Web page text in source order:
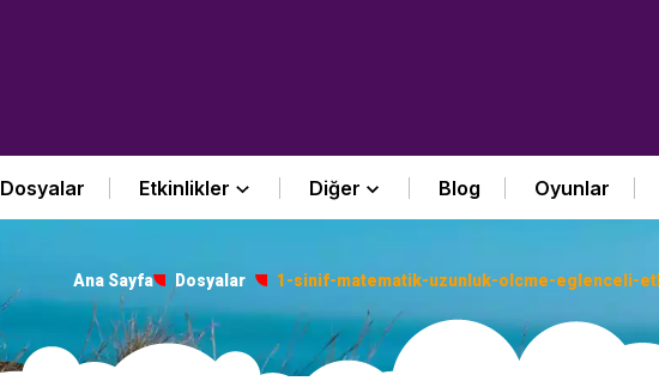
Dosyalar Etkinlikler Diğer Blog Oyunlar
Ana Sayfa Dosyalar 1-sinif-matematik-uzunluk-olcme-eglenceli-